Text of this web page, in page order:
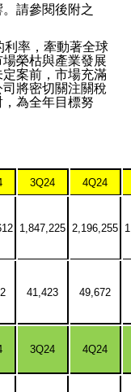
請參閱後附之
利率，牽動著全球
榮枯與產業發展
案前，市場充滿
將密切關注關稅
為全年目標努
3Q24
4Q24
1,847,225 2,196,255
41,423 49,672
3Q24 4Q24